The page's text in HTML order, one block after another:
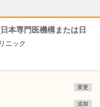
本専門医機構または日
ニック
変更
追加